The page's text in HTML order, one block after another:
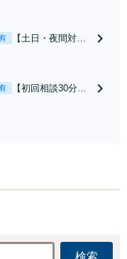
【土日・夜間対応
れたら、サインす
【初回相談30分無
お店の風評被害対
応可：開示請求の
検索